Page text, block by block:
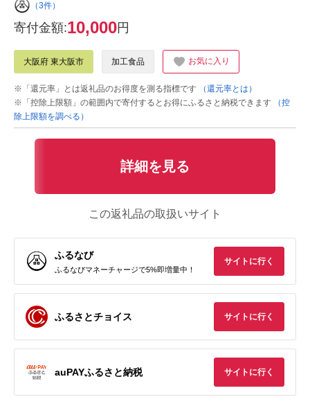
（3件）
寄付金額:10,000円
大阪府 東大阪市 加工食品 お気に入り
※「還元率」とは返礼品のお得度を測る指標です
（還元率とは）
※「控除上限額」の範囲内で寄付するとお得にふるさと納税できます
（控
除上限額を調べる）
詳細を見る
この返礼品の取扱いサイト
ふるなび
ふるなびマネーチャージで5%即増量中！
サイトに行く
ふるさとチョイス サイトに行く
auPAYふるさと納税 サイトに行く